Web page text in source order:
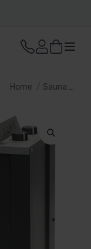
Home Sauna